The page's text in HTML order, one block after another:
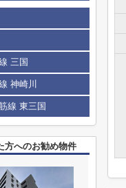
三国
神崎川
線 東三国
方へのお勧め物件